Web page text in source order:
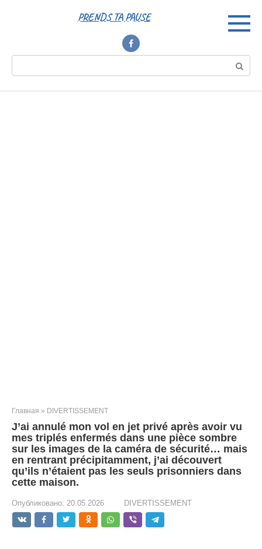
PRENDS TA PAUSE
Главная » DIVERTISSEMENT
J’ai annulé mon vol en jet privé après avoir vu
mes triplés enfermés dans une pièce sombre
sur les images de la caméra de sécurité… mais
en rentrant précipitamment, j’ai découvert
qu’ils n’étaient pas les seuls prisonniers dans
cette maison.
Опубликовано: 20.05.2026 DIVERTISSEMENT